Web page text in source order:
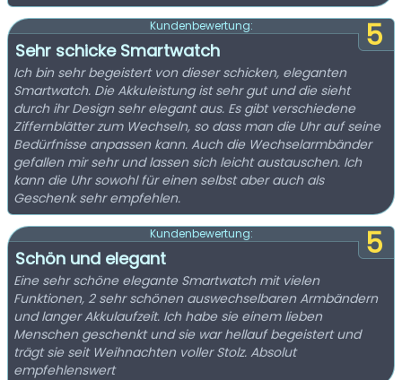
5
Kundenbewertung:
Sehr schicke Smartwatch
Ich bin sehr begeistert von dieser schicken, eleganten
Smartwatch. Die Akkuleistung ist sehr gut und die sieht
durch ihr Design sehr elegant aus. Es gibt verschiedene
Ziffernblätter zum Wechseln, so dass man die Uhr auf seine
Bedürfnisse anpassen kann. Auch die Wechselarmbänder
gefallen mir sehr und lassen sich leicht austauschen. Ich
kann die Uhr sowohl für einen selbst aber auch als
Geschenk sehr empfehlen.
5
Kundenbewertung:
Schön und elegant
Eine sehr schöne elegante Smartwatch mit vielen
Funktionen, 2 sehr schönen auswechselbaren Armbändern
und langer Akkulaufzeit. Ich habe sie einem lieben
Menschen geschenkt und sie war hellauf begeistert und
trägt sie seit Weihnachten voller Stolz. Absolut
empfehlenswert